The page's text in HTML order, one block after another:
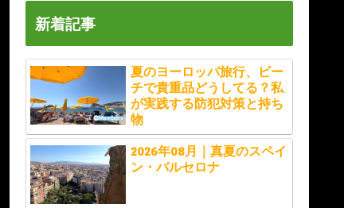
新着記事
夏のヨーロッパ旅行、ビー
チで貴重品どうしてる？私
が実践する防犯対策と持ち
物
2026年08月｜真夏のスペイ
ン・バルセロナ